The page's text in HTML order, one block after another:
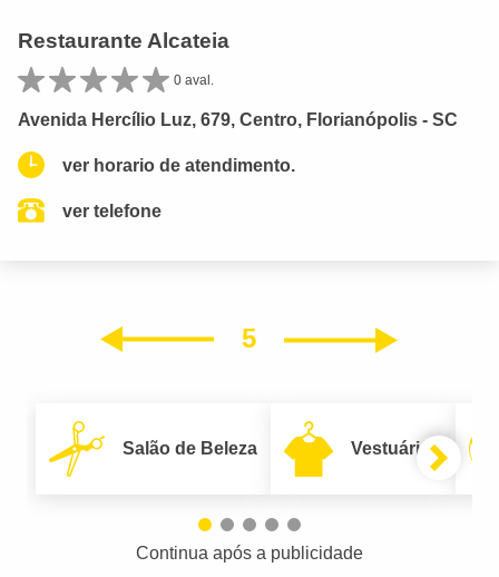
Restaurante Alcateia
0 aval.
Avenida Hercílio Luz, 679, Centro, Florianópolis - SC
ver horario de atendimento.
ver telefone
5
Salão de Beleza Vestuário
Continua após a publicidade